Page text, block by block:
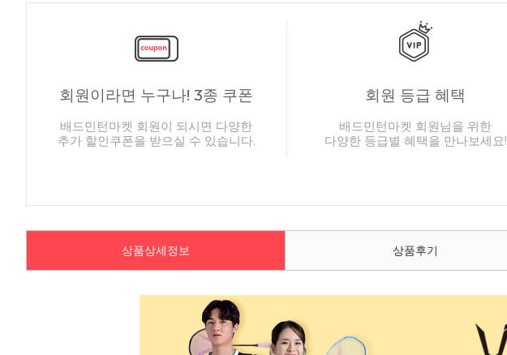
회원이라면 누구나! 3종 쿠폰
배드민턴마켓 회원이 되시면 다양한
추가 할인쿠폰을 받으실 수 있습니다.
회원 등급 혜택
배드민턴마켓 회원님을 위한
다양한 등급별 혜택을 만나보세요!
상품상세정보 상품후기